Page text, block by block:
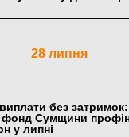
28 липня
без затримок:
фонд Сумщини
у липні